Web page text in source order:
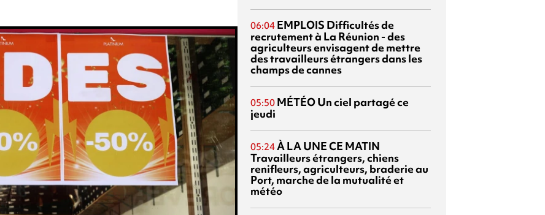
06:04 EMPLOIS Difficultés de
recrutement à La Réunion - des
agriculteurs envisagent de mettre
des travailleurs étrangers dans les
champs de cannes
05:50 MÉTÉOUn ciel partagé ce
jeudi
05:24À LA UNE CE MATIN
Travailleurs étrangers, chiens
renifleurs, agriculteurs, braderie au
Port, marche de la mutualité et
météo